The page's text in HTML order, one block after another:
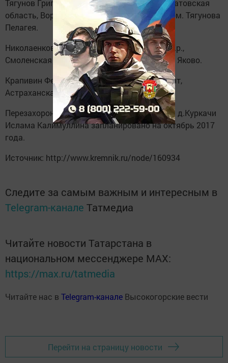
Тягунов Григорий Васильевич, 1918 г.р., Саратовская
область, Ворошиловский район, Усть-Курдюм. Тягунова
Пелагея.
Николаенков Аверьян (Калоратович), 1903 г.р.,
Смоленская область, Краснинский район, д. Яково.
Крапивин Федор Иванович, 1917 г.р., сержант,
Астраханская область.»
Перезахоронение красноармейца, уроженца д.Куркачи
Ислама Калимуллина запланировано на октябрь 2017
года.
Источник: http://www.kremnik.ru/node/160934
Следите за самым важным и интересным в
Telegram-канале Татмедиа
Читайте новости Татарстана в
национальном мессенджере MАХ:
https://max.ru/tatmedia
Читайте нас в Telegram-канале Высокогорские вести
Перейти на страницу новости